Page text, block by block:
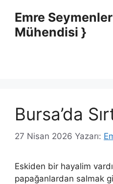
Emre
Mühendisi }
Bursa’da
27 Nisan 2026 Yazarı:
Eskiden bir hayalim
papağanlardan salmak